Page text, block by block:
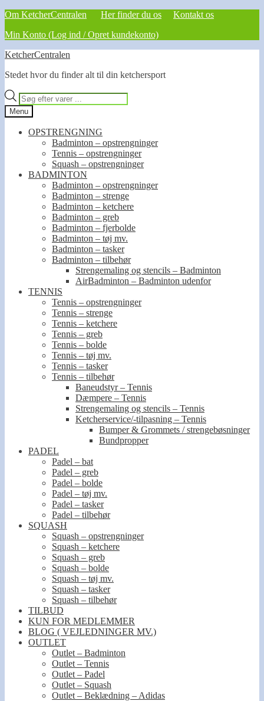
Om KetcherCentralen Her finder du os
Kontakt os
Min Konto (Log ind / Opret kundekonto)
Spring
navigation
Spring
indhold
KetcherCentralen
Stedet hvor du finder alt til din ketchersport
Products
search
Menu
OPSTRENGNING
Badminton – opstrengninger
Tennis – opstrengninger
Squash – opstrengninger
BADMINTON
Badminton – opstrengninger
Badminton – strenge
Badminton – ketchere
Badminton – greb
Badminton – fjerbolde
Badminton – tøj mv.
Badminton – tasker
Badminton – tilbehør
Strengemaling og stencils – Badminton
AirBadminton – Badminton udenfor
TENNIS
Tennis – opstrengninger
Tennis – strenge
Tennis – ketchere
Tennis – greb
Tennis – bolde
Tennis – tøj mv.
Tennis – tasker
Tennis – tilbehør
Baneudstyr – Tennis
Dæmpere – Tennis
Strengemaling og stencils – Tennis
Ketcherservice/-tilpasning – Tennis
Bumper & Grommets / strengebøsninger
Bundpropper
PADEL
Padel – bat
Padel – greb
Padel – bolde
Padel – tøj mv.
Padel – tasker
Padel – tilbehør
SQUASH
Squash – opstrengninger
Squash – ketchere
Squash – greb
Squash – bolde
Squash – tøj mv.
Squash – tasker
Squash – tilbehør
TILBUD
KUN FOR MEDLEMMER
BLOG ( VEJLEDNINGER MV.)
OUTLET
Outlet – Badminton
Outlet – Tennis
Outlet – Padel
Outlet – Squash
Outlet – Beklædning – Adidas